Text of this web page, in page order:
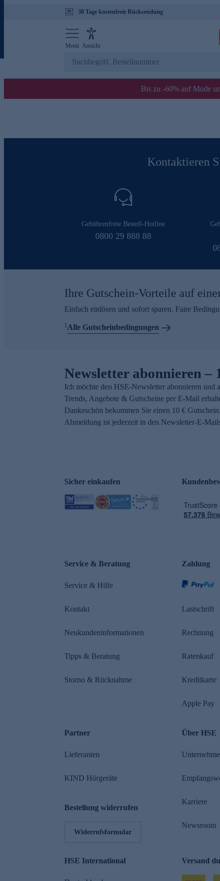
30 Tage kostenfreie Rücksendung
Menü Ansicht
Bis zu -60% auf Mode
Kontaktieren
Gebührenfreie Bestell-Hotline
0800 29 888 88
Ihre Gutschein-Vorteile auf
Einfach einlösen und sofort sparen. Faire
1Alle Gutscheinbedingungen
Newsletter abonnieren –
Ich möchte den HSE-Newsletter abonnieren und
Trends, Angebote & Gutscheine per E-Mail
Dankeschön bekommen Sie einen 10 €
Abmeldung ist jederzeit in den Newsletter-E-
Sicher einkaufen
Service & Beratung
Service & Hilfe
Kontakt
Neukundeninformationen
Tipps & Beratung
Storno & Rücknahme
Zahlung
Lastschrift
Rechnung
Ratenkauf
Kreditkarte
Apple Pay
Partner
Lieferanten
KIND Hörgeräte
Bestellung widerrufen
Widerrufsformular
Über HSE
Karriere
Newsroom
HSE International Versand